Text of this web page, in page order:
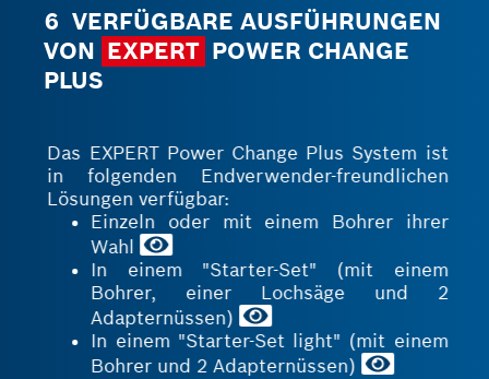
6 VERFÜGBARE AUSFÜHRUNGEN
VON EXPERT POWER CHANGE
PLUS
Das EXPERT Power Change Plus System ist
in folgenden Endverwender-freundlichen
Lösungen verfügbar:
Einzeln oder mit einem Bohrer ihrer
Wahl
In einem "Starter-Set" (mit einem
Bohrer, einer Lochsäge und 2
Adapternüssen)
In einem "Starter-Set light" (mit einem
Bohrer und 2 Adapternüssen)